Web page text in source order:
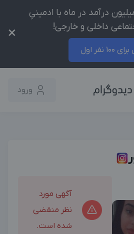
رایگان: +25 میلیون درآمد در ماه با ادمینیِ
داخلی و خارجی!
نفر اول
×
ورود
آگهی مورد
نظر منقضی
شده است.